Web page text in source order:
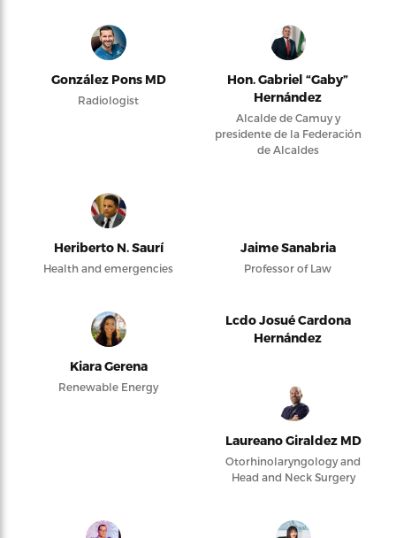
González Pons MD
Radiologist
Hon. Gabriel “Gaby”
Hernández
Alcalde de Camuy y
presidente de la Federación
de Alcaldes
Heriberto N. Saurí
Health and emergencies
Jaime Sanabria
Professor of Law
Kiara Gerena
Renewable Energy
Lcdo Josué Cardona
Hernández
Laureano Giraldez MD
Otorhinolaryngology and
Head and Neck Surgery